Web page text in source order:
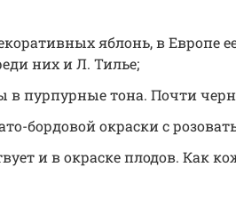
яблонь, в Европе
них и Л. Тилье;
в пурпурные тона. Почти
бордовой окраски с
и в окраске плодов. Как